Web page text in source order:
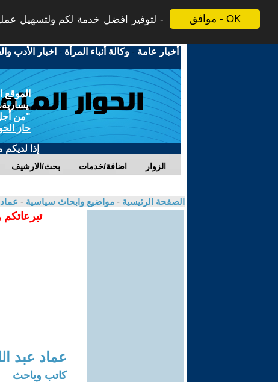
موافق - OK
لتوفير افضل خدمة لكم ولتسهيل
أخبار عامة -وكالة أنباء المرأة - اخبار الأدب
"من
حاز
إذا
بحث/الارشيف اضافة/خدمات الزوار
الصفحة الرئيسية - مواضيع وابحاث سياسية -
عماد عبد
كاتب وباحث